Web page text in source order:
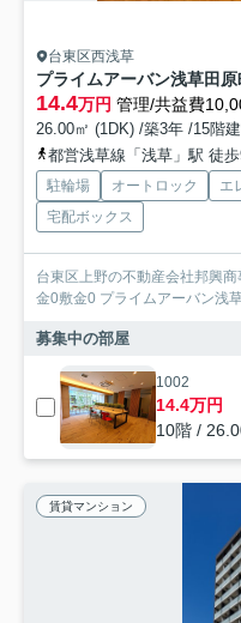
台東区西浅草
プライムアーバン浅草田原
14.4万円 管理/共益費
26.00㎡ (1DK) /築3年 /15階建
都営浅草線「浅草」駅 徒
駐輪場 オートロック エ
宅配ボックス
台東区上野の不動産会社邦興
金0敷金0 プライムアーバン浅
募集中の部屋
1002
14.4万円
10階 /
賃貸マンション